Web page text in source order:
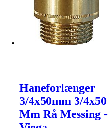
Haneforlænger
3/4x50mm 3/4x50
Mm Rå Messing -